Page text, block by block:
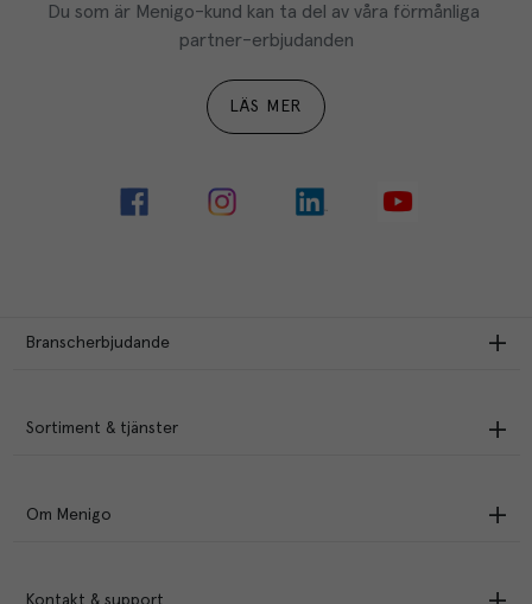
Du som är Menigo-kund kan ta del av våra förmånliga
partner-erbjudanden
LÄS MER
Branscherbjudande
Sortiment & tjänster
Om Menigo
Kontakt & support